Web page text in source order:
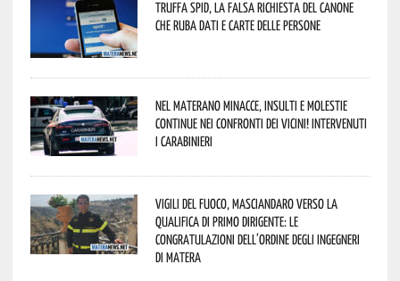
Truffa Spid, la falsa richiesta del canone
che ruba dati e carte delle persone
Nel materano minacce, insulti e molestie
continue nei confronti dei vicini! Intervenuti
i Carabinieri
Vigili del Fuoco, Masciandaro verso la
qualifica di Primo Dirigente: le
congratulazioni dell’Ordine degli Ingegneri
di Matera